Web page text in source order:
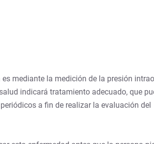
mediante la medición de la presión
indicará tratamiento adecuado, que
a fin de realizar la evaluación del